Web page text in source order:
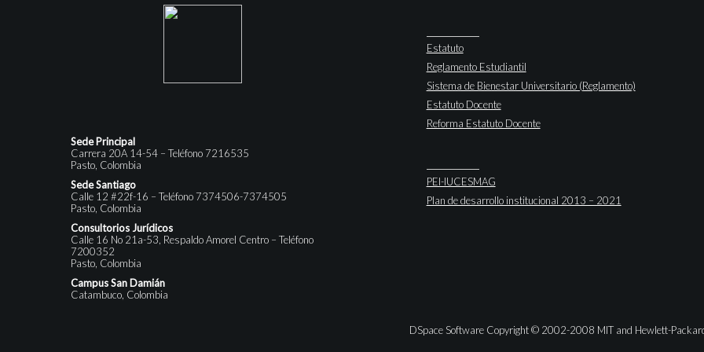
Sede Principal
Carrera 20A 14-54 – Teléfono 7216535
Pasto, Colombia
Sede Santiago
Calle 12 #22f-16 – Teléfono 7374506-7374505
Pasto, Colombia
Consultorios Jurídicos
Calle 16 No 21a-53, Respaldo Amorel Centro – Teléfono
7200352
Pasto, Colombia
Campus San Damián
Catambuco, Colombia
Estatuto
Reglamento Estudiantil
Sistema de Bienestar Universitario (Reglamento)
Estatuto Docente
Reforma Estatuto Docente
PEI-IUCESMAG
Plan de desarrollo institucional 2013 – 2021
DSpace Software Copyright © 2002-2008 MIT and Hewlett-